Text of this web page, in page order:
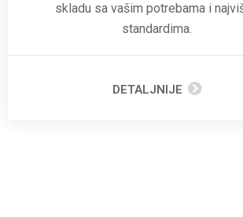
skladu sa vašim potrebama i
standardima.
DETALJNIJE